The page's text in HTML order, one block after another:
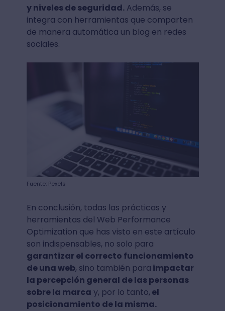
y niveles de seguridad.Además, se
integra con herramientas que comparten
de manera automática un blog en redes
sociales.
Fuente: Pexels
En conclusión, todas las prácticas y
herramientas del Web Performance
Optimization que has visto en este artículo
son indispensables, no solo para
garantizar el correcto funcionamiento
de una web, sino también para impactar
la percepción general de las personas
sobre la marca y, por lo tanto, el
posicionamiento de la misma.